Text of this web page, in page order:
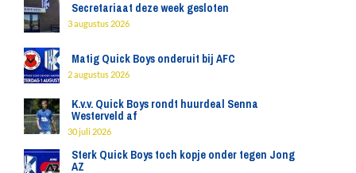
Secretariaat deze week gesloten
3 augustus 2026
Matig Quick Boys onderuit bij AFC
2 augustus 2026
K.v.v. Quick Boys rondt huurdeal Senna
Westerveld af
30 juli 2026
Sterk Quick Boys toch kopje onder tegen Jong
AZ